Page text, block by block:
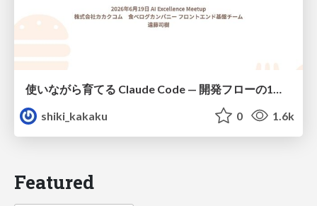
shiki_kakaku
0 1.6k
Featured